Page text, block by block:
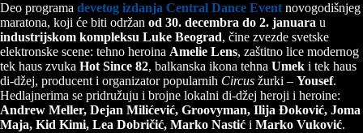
Deo programa devetog izdanja Central Dance Event novogodišnjeg
maratona, koji će biti održan od 30. decembra do 2. januara u
industrijskom kompleksu Luke Beograd, čine zvezde svetske
elektronske scene: tehno heroina Amelie Lens, zaštitno lice modernog
tek haus zvuka Hot Since 82, balkanska ikona tehna Umek i tek haus
di-džej, producent i organizator popularnih Circus žurki – Yousef.
Hedlajnerima se pridružuju i brojne lokalni di-džej heroji i heroine:
Andrew Meller, Dejan Milićević, Groovyman, Ilija Đoković, Joma
Maja, Kid Kimi, Lea Dobričić, Marko Nastić i Marko Vuković.